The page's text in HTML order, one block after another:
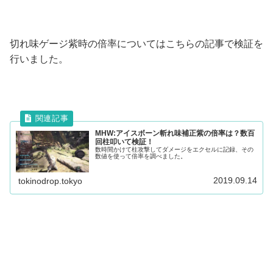
切れ味ゲージ紫時の倍率についてはこちらの記事で検証を
行いました。
MHW:アイスボーン斬れ味補正紫の倍率は？数百
回柱叩いて検証！
数時間かけて柱攻撃してダメージをエクセルに記録、その
数値を使って倍率を調べました。
tokinodrop.tokyo 2019.09.14